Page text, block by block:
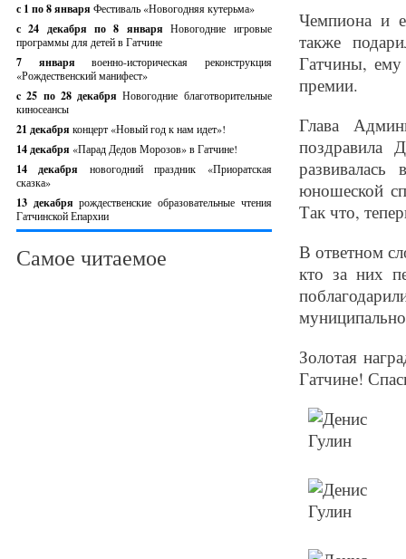
с 1 по 8 января Фестиваль «Новогодняя кутерьма»
с 24 декабря по 8 январяНовогодние игровые
программы для детей в Гатчине
7 январявоенно-историческая реконструкция
«Рождественский манифест»
c 25 по 28 декабряНовогодние благотворительные
киносеансы
21 декабря концерт «Новый год к нам идет»!
14 декабря «Парад Дедов Морозов» в Гатчине!
14 декабря новогодний праздник «Приоратская
сказка»
13 декабрярождественские образовательные чтения
Гатчинской Епархии
Самое читаемое
Чемпиона и
также
Гатчины, ему
премии.
Глава
поздравила
юношеской
Так что,
В ответном
кто за них
Золотая
Гатчине!